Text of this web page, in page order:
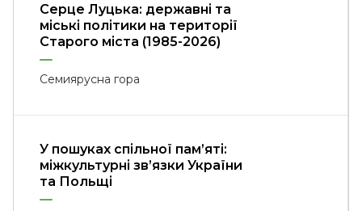
Серце Луцька: державні та
міські політики на території
Старого міста (1985-2026)
Семиярусна гора
У пошуках спільної пам’яті:
міжкультурні зв’язки України
та Польщі